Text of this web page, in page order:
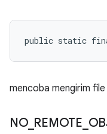
public static
mencoba mengirim
NO_ REMOTE